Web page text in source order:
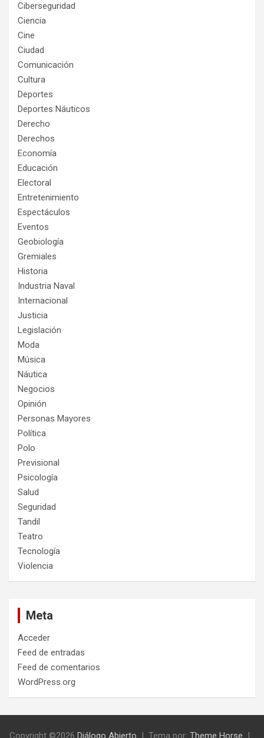
Ciberseguridad
Ciencia
Cine
Ciudad
Comunicación
Cultura
Deportes
Deportes Náuticos
Derecho
Derechos
Economía
Educación
Electoral
Entretenimiento
Espectáculos
Eventos
Geobiología
Gremiales
Historia
Industria Naval
Internacional
Justicia
Legislación
Moda
Música
Náutica
Negocios
Opinión
Personas Mayores
Política
Polo
Previsional
Psicología
Salud
Seguridad
Tandil
Teatro
Tecnología
Violencia
Meta
Acceder
Feed de entradas
Feed de comentarios
WordPress.org
Copyright ©2026 Diálogo Abierto Tema por: Theme Horse